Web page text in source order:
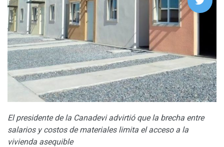
El presidente de la Canadevi advirtió que la brecha entre
salarios y costos de materiales limita el acceso a la
vivienda asequible